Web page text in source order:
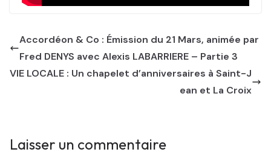
Accordéon & Co : Émission du 21 Mars, animée par
Fred DENYS avec Alexis LABARRIERE – Partie 3
VIE LOCALE : Un chapelet d’anniversaires à Saint-J
ean et La Croix
Laisser un commentaire